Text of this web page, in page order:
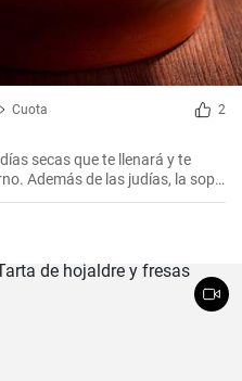
Cuota 2
secas que te llenará y te
Además de las judías, la sopa
cebolla, que le dan un rico